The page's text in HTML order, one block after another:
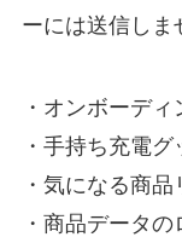
ーには送信しま
・オンボーデ
・手持ち充電
・気になる商品
・商品データ